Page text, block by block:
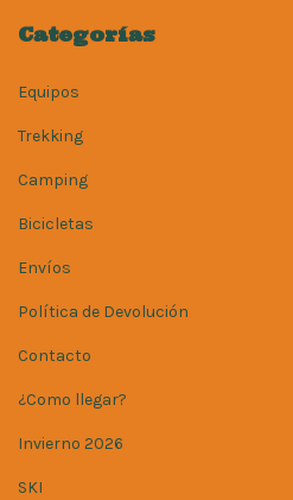
Categorías
Equipos
Trekking
Camping
Bicicletas
Envíos
Política de Devolución
Contacto
¿Como llegar?
Invierno 2026
SKI